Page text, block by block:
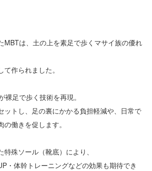
MBTは、土の上を素足で歩くマサイ族の優れ
作られました。
裸足で歩く技術を再現。
ットし、足の裏にかかる負担軽減や、日常で
働きを促します。
殊ソール（靴底）により、
・体幹トレーニングなどの効果も期待でき